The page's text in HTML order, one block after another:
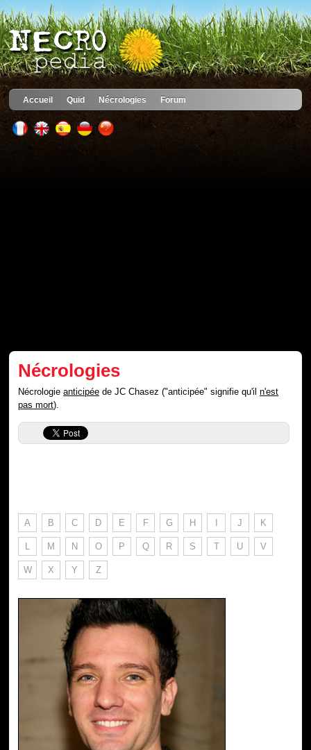
Accueil Quid Nécrologies Forum
Nécrologies
Nécrologieanticipée de JC Chasez ("anticipée" signifie qu'iln'est
pas mort).
A B C D E F G H I J K
L M N O P Q R S T U V
W X Y Z